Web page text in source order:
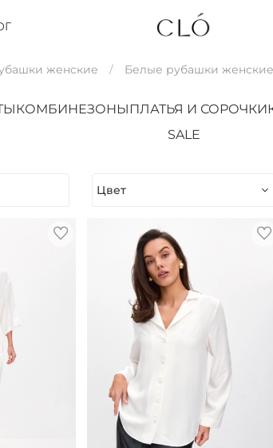
женские Белые рубашки
КОМБИНЕЗОНЫ ПЛАТЬЯ И СОРОЧКИ
SALE
Цвет